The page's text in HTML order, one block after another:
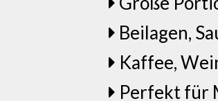
Beilagen,
Kaffee,
Perfekt für